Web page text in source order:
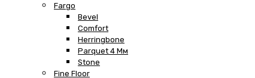
Fargo
Bevel
Comfort
Herringbone
Parquet 4 Мм
Stone
Fine Floor